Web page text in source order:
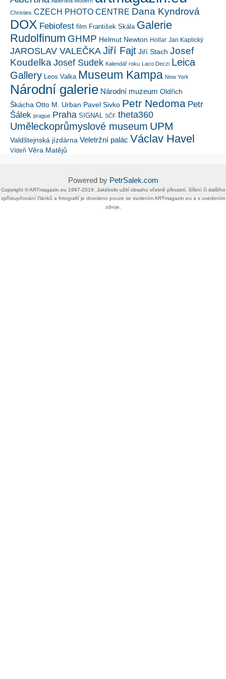
Christies CZECH PHOTO CENTRE Dana Kyndrová
DOX Febiofest film František Skála Galerie
Rudolfinum GHMP Helmut Newton Hollar Jan Kaplický
JAROSLAV VALEČKA Jiří Fajt Jiří Stach Josef
Koudelka Josef Sudek Kalendář roku Laco Deczi Leica
Gallery Leos Valka Museum Kampa New York
Národní galerie Národní muzeum Oldřich
Škácha Otto M. Urban Pavel Sivko Petr Nedoma Petr
Šálek prague Praha SIGNAL SČF theta360
Uměleckoprůmyslové museum UPM
Valdštejnská jízdárna Veletržní palác Václav Havel
Vídeň Věra Matějů
Powered by PetrSalek.com
Copyright ©​ ​​ARTmagazin.eu ​1997-2019​.​ Jakékoliv užití obsahu včetně převzetí, šíření či dalšího
zpřístupňování článků a fotografií je dovoleno pouze se svolením ​ARTmagazin.eu​ ​a s uvedením
zdroje.